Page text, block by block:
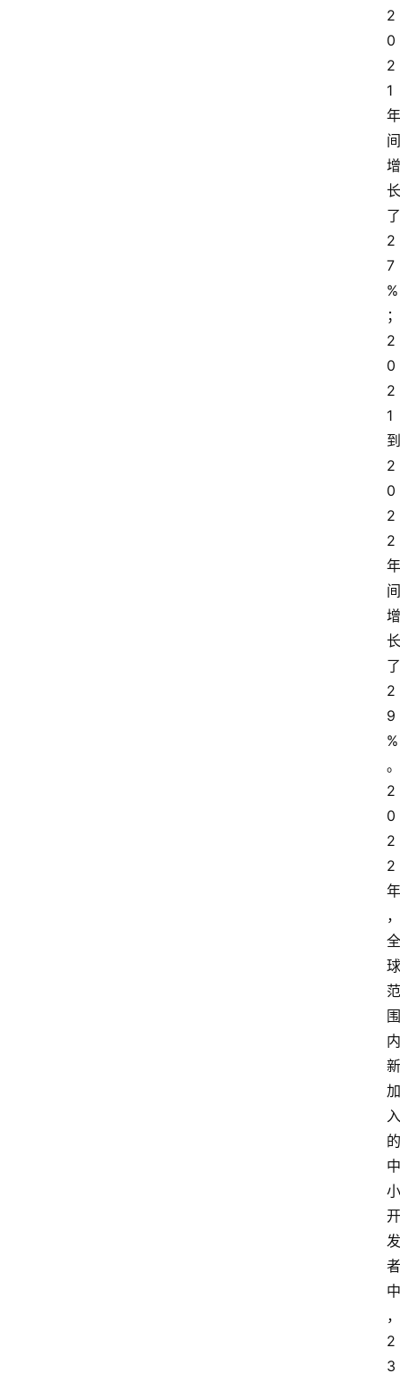
2
0
2
1
年
间
增
长
了
2
7
%
；
2
0
2
1
到
2
0
2
2
年
间
增
长
了
2
9
%
。
2
0
2
2
年
，
全
球
范
围
内
新
加
入
的
中
小
开
发
者
中
，
2
3